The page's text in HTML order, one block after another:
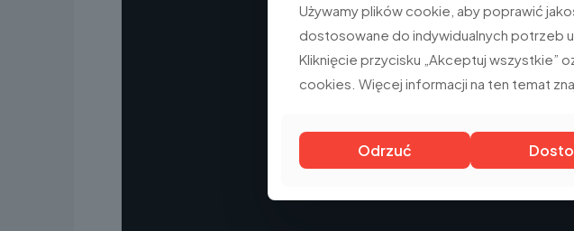
Używamy plików cookie, aby poprawić
dostosowane do indywidualnych potrzeb
Kliknięcie przycisku „Akceptuj wszystkie”
cookies. Więcej informacji na ten temat
Odrzuć